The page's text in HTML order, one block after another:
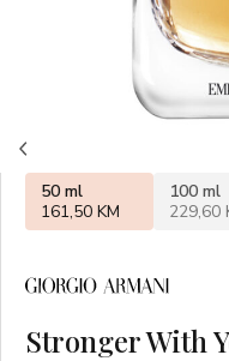
Stronger With
50 ml
161,50 KM
100 ml
229,60